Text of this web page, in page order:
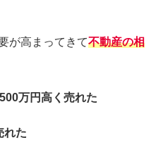
が高まってきて不動産の相
万円高く売れた
れた